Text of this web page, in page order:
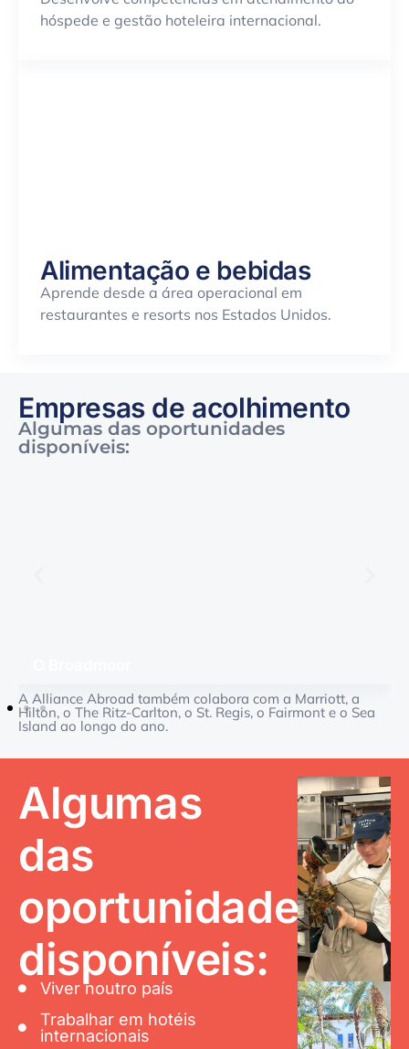
hóspede e gestão hoteleira internacional.
Alimentação e bebidas
Aprende desde a área operacional em
restaurantes e resorts nos Estados Unidos.
Empresas de acolhimento
Algumas das oportunidades
disponíveis:
A Alliance Abroad também colabora com a Marriott, a
Hilton, o The Ritz-Carlton, o St. Regis, o Fairmont e o Sea
Island ao longo do ano.
Algumas
das
oportunidades
disponíveis:
Viver noutro país
Trabalhar em hotéis
internacionais